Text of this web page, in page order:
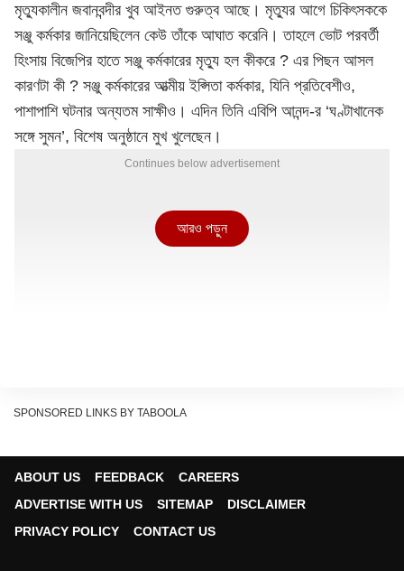
মৃত্যুকালীন জবানবন্দীর খুব আইনত গুরুত্ব আছে। মৃত্যুর আগে চিকিৎসককে
সঞ্জু কর্মকার জানিয়েছিলেন কেউ তাঁকে আঘাত করেনি। তাহলে ভোট পরবর্তী
হিংসায় বিজেপির হাতে সঞ্জু কর্মকারের মৃত্যু হল কীকরে ? এর পিছন আসল
কারণটা কী ? সঞ্জু কর্মকারের আত্মীয় ইপ্সিতা কর্মকার, যিনি প্রতিবেশীও,
পাশাপাশি ঘটনার অন্যতম সাক্ষীও। এদিন তিনি এবিপি আনন্দ-র ‘ঘণ্টাখানেক
সঙ্গে সুমন’, বিশেষ অনুষ্ঠানে মুখ খুলেছেন।
Continues below advertisement
আরও পড়ুন
SPONSORED LINKS BY TABOOLA
ABOUT US FEEDBACK
CAREERS
ADVERTISE WITH US
SITEMAP
DISCLAIMER
PRIVACY POLICY
CONTACT US